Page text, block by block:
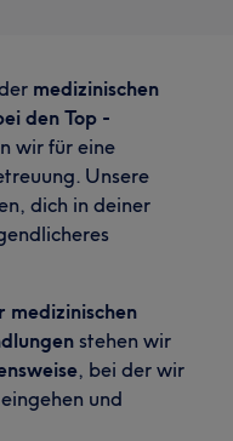
medizinischen
den Top -
wir für eine
Unsere
dich in deiner
medizinischen
stehen wir
, bei der wir
und